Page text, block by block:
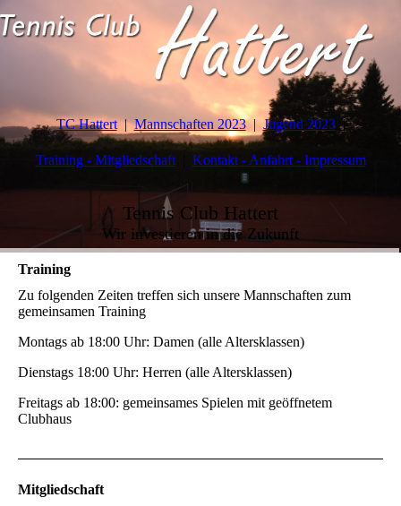
TC Hattert Mannschaften 2023 Jugend 2023
Training - Mitgliedschaft Kontakt - Anfahrt - Impressum
Tennis Club Hattert
Wir investieren in die Zukunft
Training
Zu folgenden Zeiten treffen sich unsere Mannschaften zum
gemeinsamen Training
Montags ab 18:00 Uhr: Damen (alle Altersklassen)
Dienstags 18:00 Uhr: Herren (alle Altersklassen)
Freitags ab 18:00: gemeinsames Spielen mit geöffnetem
Clubhaus
Mitgliedschaft